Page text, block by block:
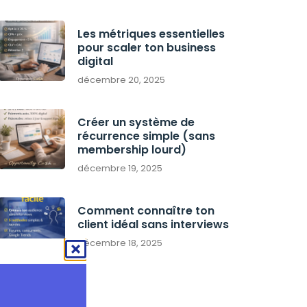
Les métriques essentielles
pour scaler ton business
digital
décembre 20, 2025
Créer un système de
récurrence simple (sans
membership lourd)
décembre 19, 2025
Comment connaître ton
client idéal sans interviews
décembre 18, 2025